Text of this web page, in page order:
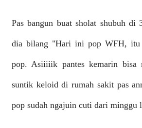
Pas bangun buat sholat shubuh di
dia bilang "Hari ini pop WFH, itu
pop. Asiiiiik pantes kemarin bisa
suntik keloid di rumah sakit pas
pop sudah ngajuin cuti dari minggu